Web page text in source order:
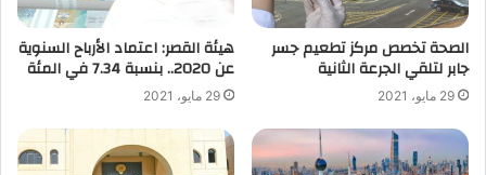
الصحة تخصص مركز تطعيم جسر
جابر لتلقي الجرعة الثانية
29 مايو، 2021
هيئة القصر: اعتماد الأرباح السنوية
عن 2020.. بنسبة 7.34 في المئة
29 مايو، 2021